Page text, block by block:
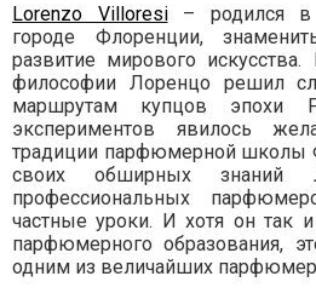
Lorenzo Villoresi– родился в
городе Флоренции,
развитие мирового
философии Лоренцо решил
маршрутам купцов эпохи
экспериментов явилось
традиции парфюмерной школы
своих обширных знаний
профессиональных
частные уроки. И хотя он так
парфюмерного образования,
одним из величайших